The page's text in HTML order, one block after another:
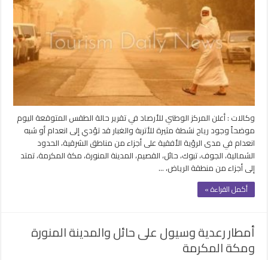
المدينة
المنورة
المكرمة
مغلقة
وكالات : أعلن المركز الوطني للأرصاد في تقرير حالة الطقس المتوقعة اليوم
موضحاً وجود رياح نشطة مثيرة للأتربة والغبار قد تؤدي إلى انعدام أو شبه
انعدام في مدى الرؤية الأفقية على أجزاء من مناطق الشرقية، الحدود
الشمالية، الجوف، تبوك، حائل، القصيم، المدينة المنورة، مكة المكرمة، تمتد
إلى أجزاء من منطقة الرياض، …
أكمل القراءة »
أمطار رعدية وسيول على حائل والمدينة المنورة
ومكة المكرمة